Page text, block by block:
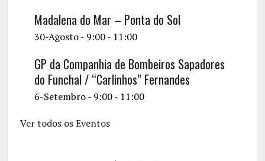
Madalena do Mar – Ponta do Sol
30-Agosto - 9:00- 11:00
GP da Companhia de Bombeiros Sapadores
do Funchal / “Carlinhos” Fernandes
6-Setembro - 9:00- 11:00
Ver todos os Eventos